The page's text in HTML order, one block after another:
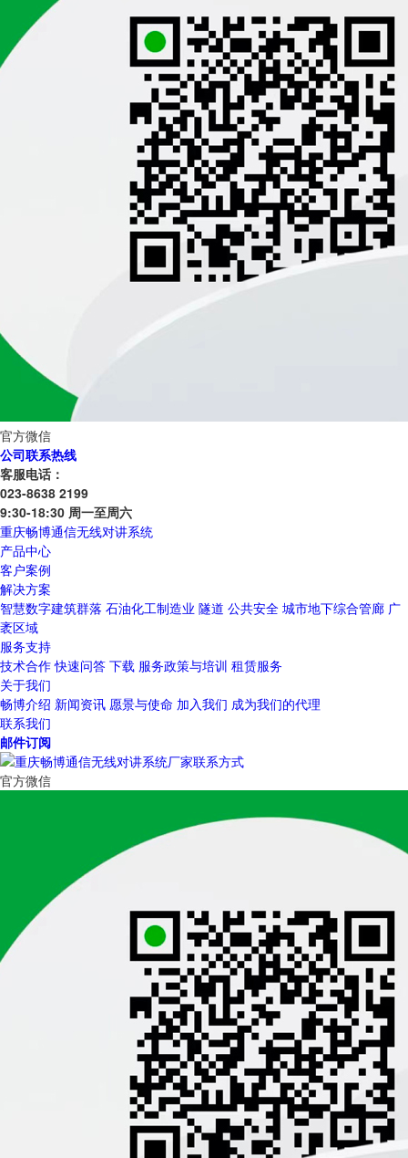
官方微信
公司联系热线
客服电话：
023-8638 2199
9:30-18:30 周一至周六
重庆畅博通信无线对讲系统
产品中心
客户案例
解决方案
智慧数字建筑群落 石油化工制造业 隧道 公共安全 城市地下综合管廊 广
袤区域
服务支持
技术合作 快速问答 下载 服务政策与培训 租赁服务
关于我们
畅博介绍 新闻资讯 愿景与使命 加入我们 成为我们的代理
联系我们
邮件订阅
官方微信